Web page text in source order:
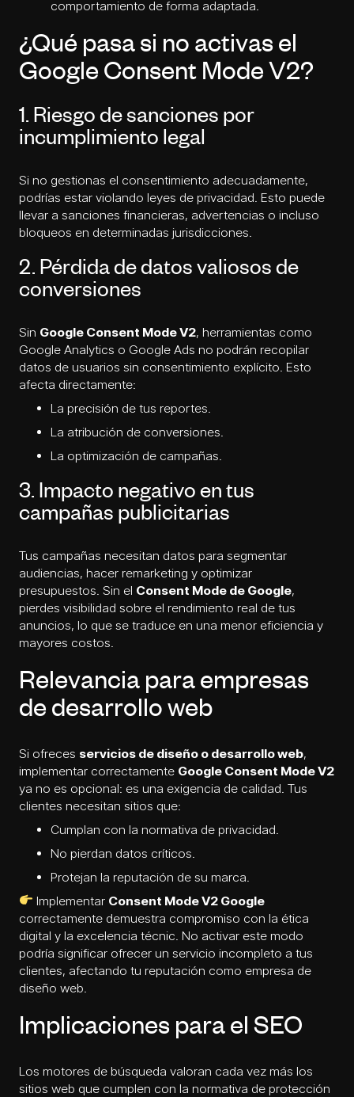
comportamiento de forma adaptada.
¿Qué pasa si no activas el
Google Consent Mode V2?
1. Riesgo de sanciones por
incumplimiento legal
Si no gestionas el consentimiento adecuadamente,
podrías estar violando leyes de privacidad. Esto puede
llevar a sanciones financieras, advertencias o incluso
bloqueos en determinadas jurisdicciones.
2. Pérdida de datos valiosos de
conversiones
Sin Google Consent Mode V2, herramientas como
Google Analytics o Google Ads no podrán recopilar
datos de usuarios sin consentimiento explícito. Esto
afecta directamente:
La precisión de tus reportes.
La atribución de conversiones.
La optimización de campañas.
3. Impacto negativo en tus
campañas publicitarias
Tus campañas necesitan datos para segmentar
audiencias, hacer remarketing y optimizar
presupuestos. Sin el Consent Mode de Google,
pierdes visibilidad sobre el rendimiento real de tus
anuncios, lo que se traduce en una menor eficiencia y
mayores costos.
Relevancia para empresas
de desarrollo web
Si ofreces servicios de diseño o desarrollo web,
implementar correctamente Google Consent Mode V2
ya no es opcional: es una exigencia de calidad. Tus
clientes necesitan sitios que:
Cumplan con la normativa de privacidad.
No pierdan datos críticos.
Protejan la reputación de su marca.
Implementar Consent Mode V2 Google
correctamente demuestra compromiso con la ética
digital y la excelencia técnic. No activar este modo
podría significar ofrecer un servicio incompleto a tus
clientes, afectando tu reputación como empresa de
diseño web
Implicaciones para el SEO
Los motores de búsqueda valoran cada vez más los
sitios web que cumplen con la normativa de protección